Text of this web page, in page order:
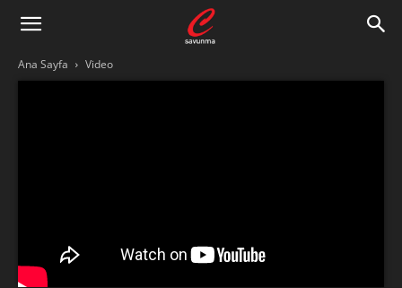
Ana Sayfa Video